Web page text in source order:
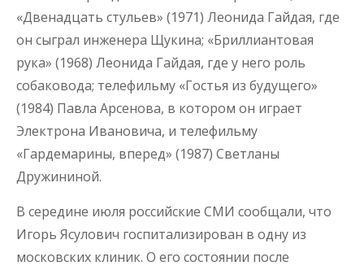
«Двенадцать стульев» (1971) Леонида Гайдая, где
он сыграл инженера Щукина; «Бриллиантовая
рука» (1968) Леонида Гайдая, где у него роль
собаковода; телефильму «Гостья из будущего»
(1984) Павла Арсенова, в котором он играет
Электрона Ивановича, и телефильму
«Гардемарины, вперед» (1987) Светланы
Дружининой.
В середине июля российские СМИ сообщали, что
Игорь Ясулович госпитализирован в одну из
московских клиник. О его состоянии после